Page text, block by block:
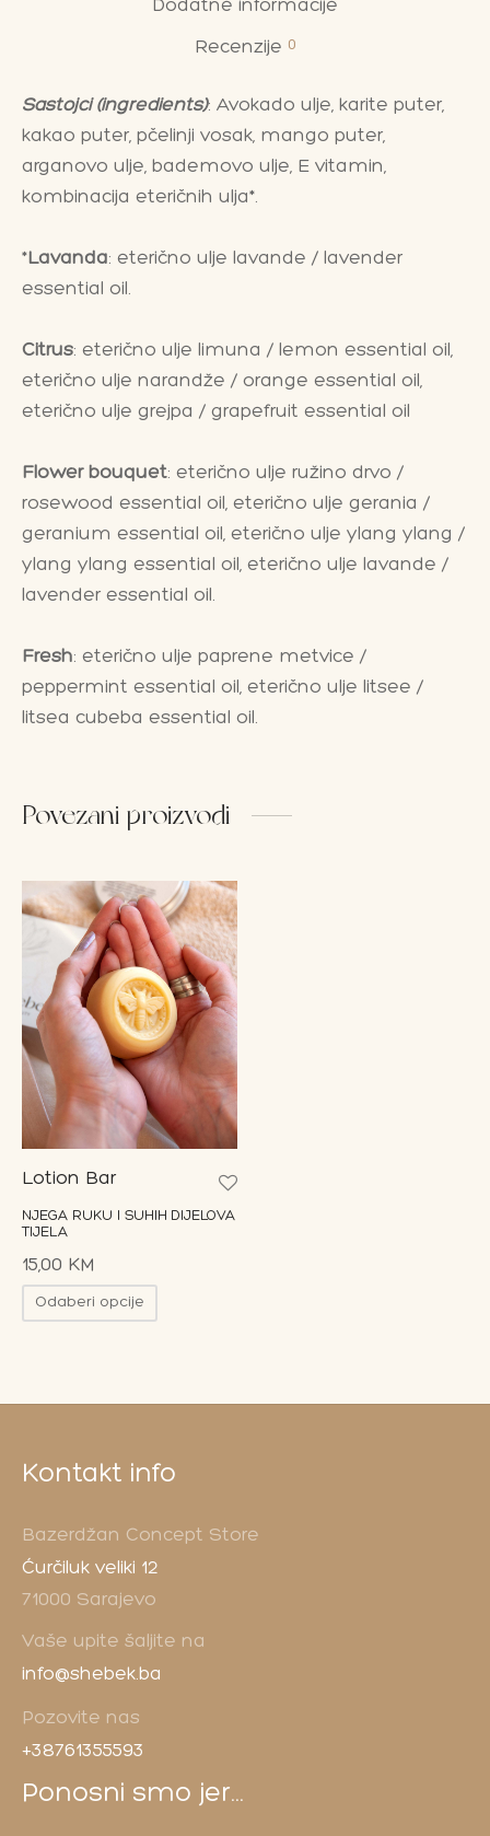
Dodatne informacije
Recenzije 0
Sastojci (ingredients): Avokado ulje, karite puter,
kakao puter, pčelinji vosak, mango puter,
arganovo ulje, bademovo ulje, E vitamin,
kombinacija eteričnih ulja*.
*Lavanda: eterično ulje lavande / lavender
essential oil.
Citrus: eterično ulje limuna / lemon essential oil,
eterično ulje narandže / orange essential oil,
eterično ulje grejpa / grapefruit essential oil
Flower bouquet: eterično ulje ružino drvo /
rosewood essential oil, eterično ulje gerania /
geranium essential oil, eterično ulje ylang ylang /
ylang ylang essential oil, eterično ulje lavande /
lavender essential oil.
Fresh: eterično ulje paprene metvice /
peppermint essential oil, eterično ulje litsee /
litsea cubeba essential oil.
Povezani proizvodi
Lotion Bar
NJEGA RUKU I SUHIH DIJELOVA
TIJELA
15,00 KM
Odaberi opcije
Kontakt info
Bazerdžan Concept Store
Ćurčiluk veliki 12
71000 Sarajevo
Vaše upite šaljite na
info@shebek.ba
Pozovite nas
+38761355593
Ponosni smo jer...